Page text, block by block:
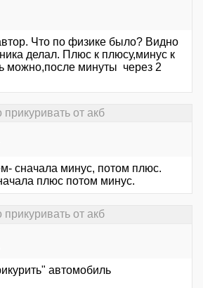
Что по физике было? Видно
делал. Плюс к плюсу,минус к
можно,после минуты через 2
от акб
сначала минус, потом плюс.
плюс потом минус.
от акб
автомобиль